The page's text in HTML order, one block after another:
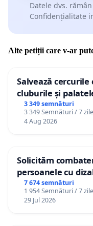
Datele dvs.
Confidențialitate
Alte petiții care v-ar
Salvează
cluburile și
3 349 semnături
3 349 Semnături / 7 zile
4 Aug 2026
Solicităm
persoanele cu
7 674 semnături
1 954 Semnături / 7 zile
29 Jul 2026